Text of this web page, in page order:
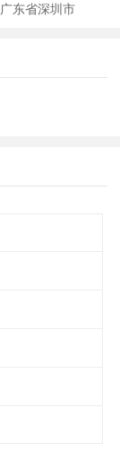
广东省深圳市